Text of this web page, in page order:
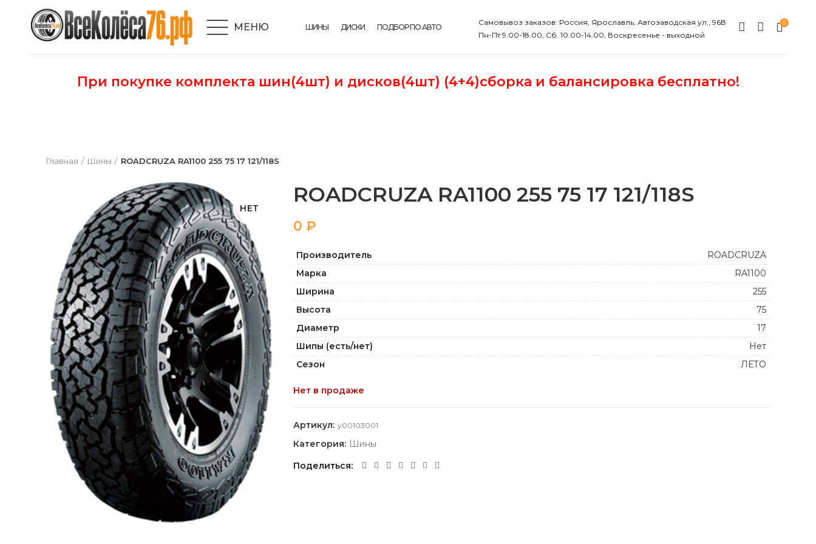
МЕНЮ ШИНЫ ДИСКИ ПОДБОР ПО АВТО
Самовывоз заказов: Россия, Ярославль, Автозаводская ул., 96В
Пн-Пт 9.00-18.00, Сб. 10.00-14.00, Воскресенье - выходной
0
При покупке комплекта шин(4шт) и дисков(4шт) (4+4)сборка и балансировка бесплатно!
Главная Шины ROADCRUZA RA1100 255 75 17 121/118S
НЕТ
ROADCRUZA RA1100 255 75 17 121/118S
₽
Производитель
ROADCRUZA
Марка
RA1100
Ширина
255
Высота
75
Диаметр
17
Шипы (есть/нет)
Нет
Сезон
ЛЕТО
Нет в продаже
Артикул: y00103001
Категория: Шины
Поделиться